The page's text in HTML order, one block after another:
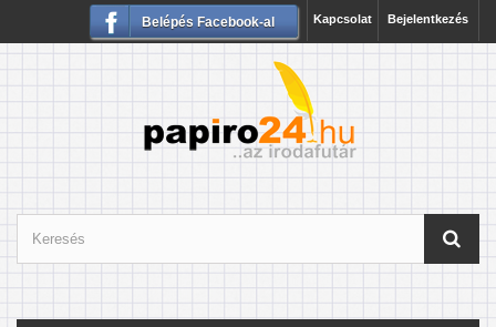
Bejelentkezés
Kapcsolat
Belépés Facebook-al